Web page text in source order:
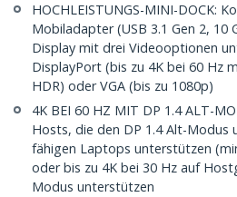
HOCHLEISTUNGS-MINI-DOCK:
Mobiladapter (USB 3.1 Gen 2, 10
Display mit drei Videooptionen
DisplayPort (bis zu 4K bei 60 Hz
HDR) oder VGA (bis zu 1080p)
4K BEI 60 HZ MIT DP 1.4 ALT-
Hosts, die den DP 1.4 Alt-Modus
fähigen Laptops unterstützen
oder bis zu 4K bei 30 Hz auf
Modus unterstützen